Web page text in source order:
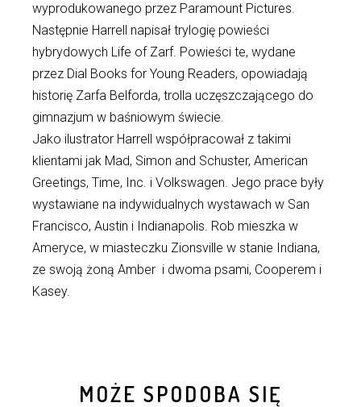
wyprodukowanego przez Paramount Pictures.
Następnie Harrell napisał trylogię powieści
hybrydowych Life of Zarf. Powieści te, wydane
przez Dial Books for Young Readers, opowiadają
historię Zarfa Belforda, trolla uczęszczającego do
gimnazjum w baśniowym świecie.
Jako ilustrator Harrell współpracował z takimi
klientami jak Mad, Simon and Schuster, American
Greetings, Time, Inc. i Volkswagen. Jego prace były
wystawiane na indywidualnych wystawach w San
Francisco, Austin i Indianapolis. Rob mieszka w
Ameryce, w miasteczku Zionsville w stanie Indiana,
ze swoją żoną Amber i dwoma psami, Cooperem i
Kasey.
MOŻE SPODOBA SIĘ